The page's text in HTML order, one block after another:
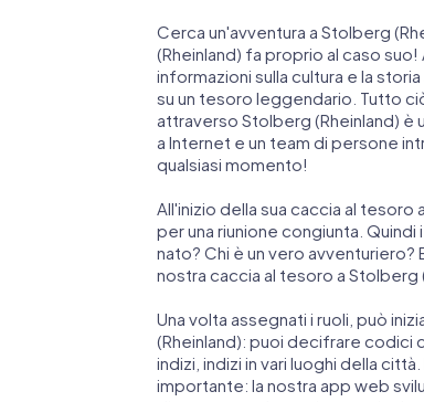
Cerca un'avventura a Stolberg
(Rheinland) fa proprio al caso
informazioni sulla cultura e la
su un tesoro leggendario. Tutto
attraverso Stolberg (Rheinland)
a Internet e un team di persone
qualsiasi momento!
All'inizio della sua caccia al tesoro
per una riunione congiunta.
nato? Chi è un vero
nostra caccia al tesoro a Stolberg
Una volta assegnati i ruoli, può
(Rheinland): puoi decifrare
indizi, indizi in vari luoghi della
importante: la nostra app web